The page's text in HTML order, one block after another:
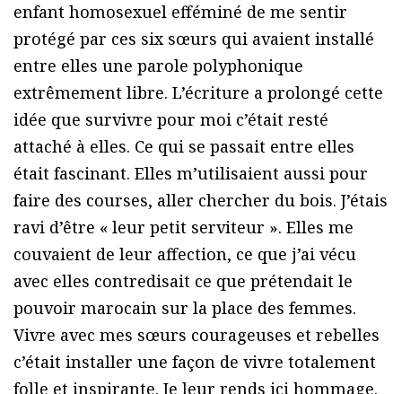
enfant homosexuel efféminé de me sentir
protégé par ces six sœurs qui avaient installé
entre elles une parole polyphonique
extrêmement libre. L’écriture a prolongé cette
idée que survivre pour moi c’était resté
attaché à elles. Ce qui se passait entre elles
était fascinant. Elles m’utilisaient aussi pour
faire des courses, aller chercher du bois. J’étais
ravi d’être « leur petit serviteur ». Elles me
couvaient de leur affection, ce que j’ai vécu
avec elles contredisait ce que prétendait le
pouvoir marocain sur la place des femmes.
Vivre avec mes sœurs courageuses et rebelles
c’était installer une façon de vivre totalement
folle et inspirante. Je leur rends ici hommage.